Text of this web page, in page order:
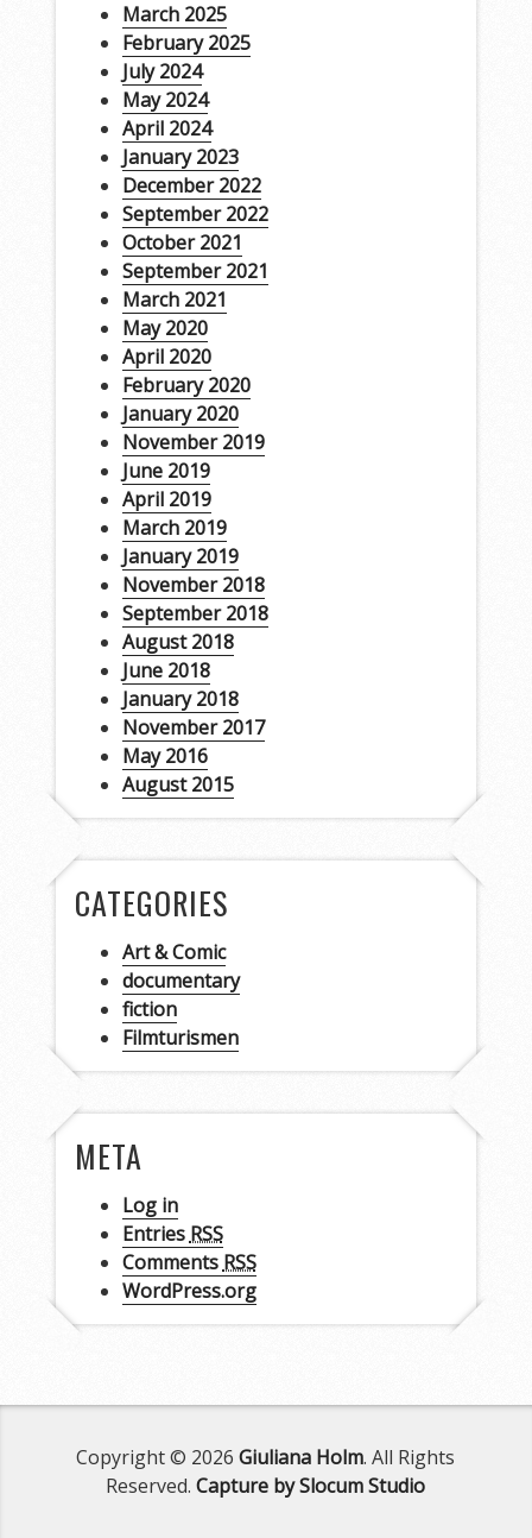
March 2025
February 2025
July 2024
May 2024
April 2024
January 2023
December 2022
September 2022
October 2021
September 2021
March 2021
May 2020
April 2020
February 2020
January 2020
November 2019
June 2019
April 2019
March 2019
January 2019
November 2018
September 2018
August 2018
June 2018
January 2018
November 2017
May 2016
August 2015
CATEGORIES
Art & Comic
documentary
fiction
Filmturismen
META
Log in
Entries RSS
Comments RSS
WordPress.org
Copyright © 2026Giuliana Holm. All Rights
Reserved.Capture by Slocum Studio